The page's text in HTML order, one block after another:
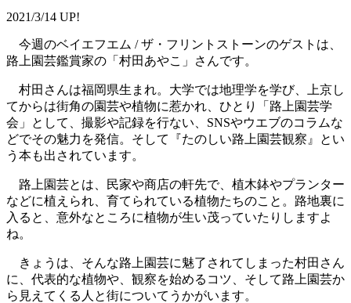
2021/3/14 UP!
今週のベイエフエム / ザ・フリントストーンのゲストは、
路上園芸鑑賞家の「村田あやこ」さんです。
村田さんは福岡県生まれ。大学では地理学を学び、上京し
てからは街角の園芸や植物に惹かれ、ひとり「路上園芸学
会」として、撮影や記録を行ない、SNSやウエブのコラムな
どでその魅力を発信。そして『たのしい路上園芸観察』とい
う本も出されています。
路上園芸とは、民家や商店の軒先で、植木鉢やプランター
などに植えられ、育てられている植物たちのこと。路地裏に
入ると、意外なところに植物が生い茂っていたりしますよ
ね。
きょうは、そんな路上園芸に魅了されてしまった村田さん
に、代表的な植物や、観察を始めるコツ、そして路上園芸か
ら見えてくる人と街についてうかがいます。